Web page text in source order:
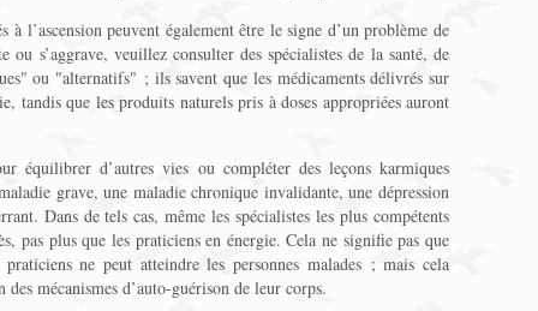
à l’ascension peuvent également être le signe d’un problème de
ou s’aggrave, veuillez consulter des spécialistes de la santé, de
ou "alternatifs" ; ils savent que les médicaments délivrés sur
tandis que les produits naturels pris à doses appropriées auront
d’autres vies ou compléter des leçons karmiques
grave, une maladie chronique invalidante, une dépression
Dans de tels cas, même les spécialistes les plus compétents
pas plus que les praticiens en énergie. Cela ne signifie pas que
ne peut atteindre les personnes malades ; mais cela
mécanismes d’auto-guérison de leur corps.